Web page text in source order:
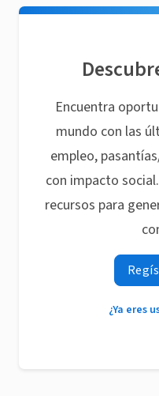
Encuentra
mundo con las
empleo,
con impacto
recursos para
¿Ya eres